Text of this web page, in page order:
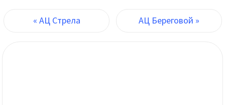
« АЦ Стрела АЦ Береговой »